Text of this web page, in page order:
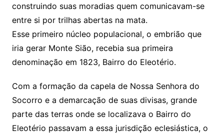
construindo suas moradias quem comunicavam-se
entre si por trilhas abertas na mata.
Esse primeiro núcleo populacional, o embrião que
iria gerar Monte Sião, recebia sua primeira
denominação em 1823, Bairro do Eleotério.
Com a formação da capela de Nossa Senhora do
Socorro e a demarcação de suas divisas, grande
parte das terras onde se localizava o Bairro do
Eleotério passavam a essa jurisdição eclesiástica, o